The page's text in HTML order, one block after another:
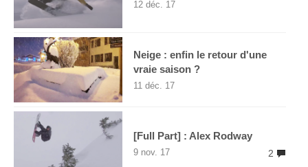
12 déc. 17
Neige : enfin le retour d'une
vraie saison ?
11 déc. 17
[Full Part] : Alex Rodway
2
9 nov. 17